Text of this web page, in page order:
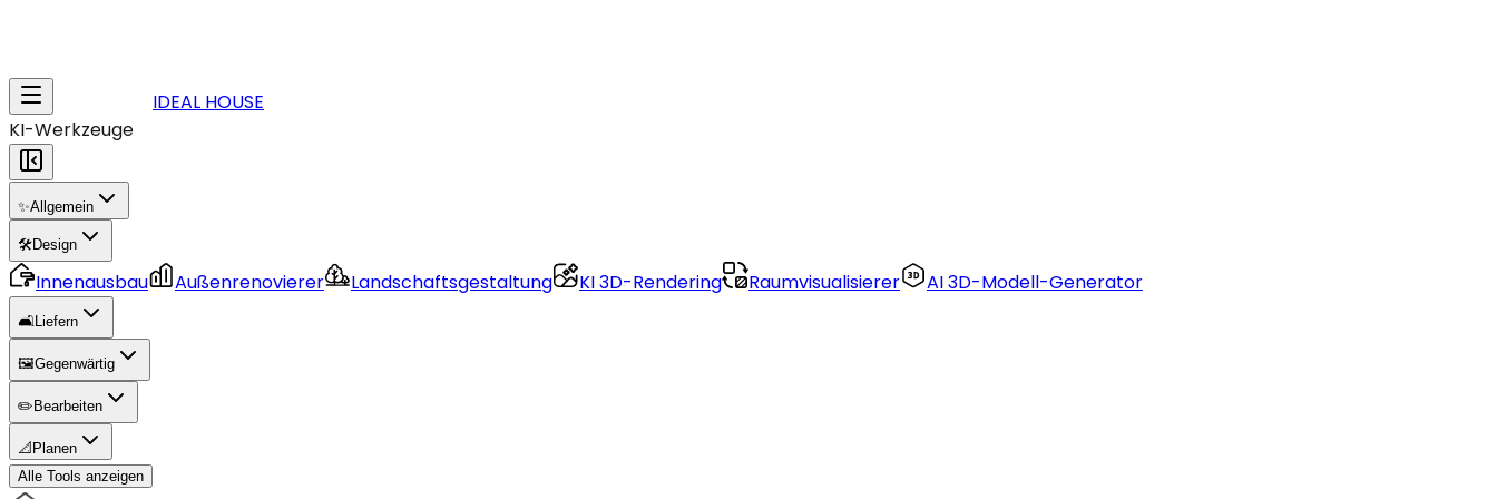
IDEAL HOUSE
KI-Werkzeuge
✨Allgemein
🛠️Design
Innenausbau Außenrenovierer Landschaftsgestaltung KI 3D-Rendering Raumvisualisierer AI 3D-Modell-Generator
🛋️Liefern
🖼️Gegenwärtig
✏️ Bearbeiten
📐 Planen
Alle Tools anzeigen